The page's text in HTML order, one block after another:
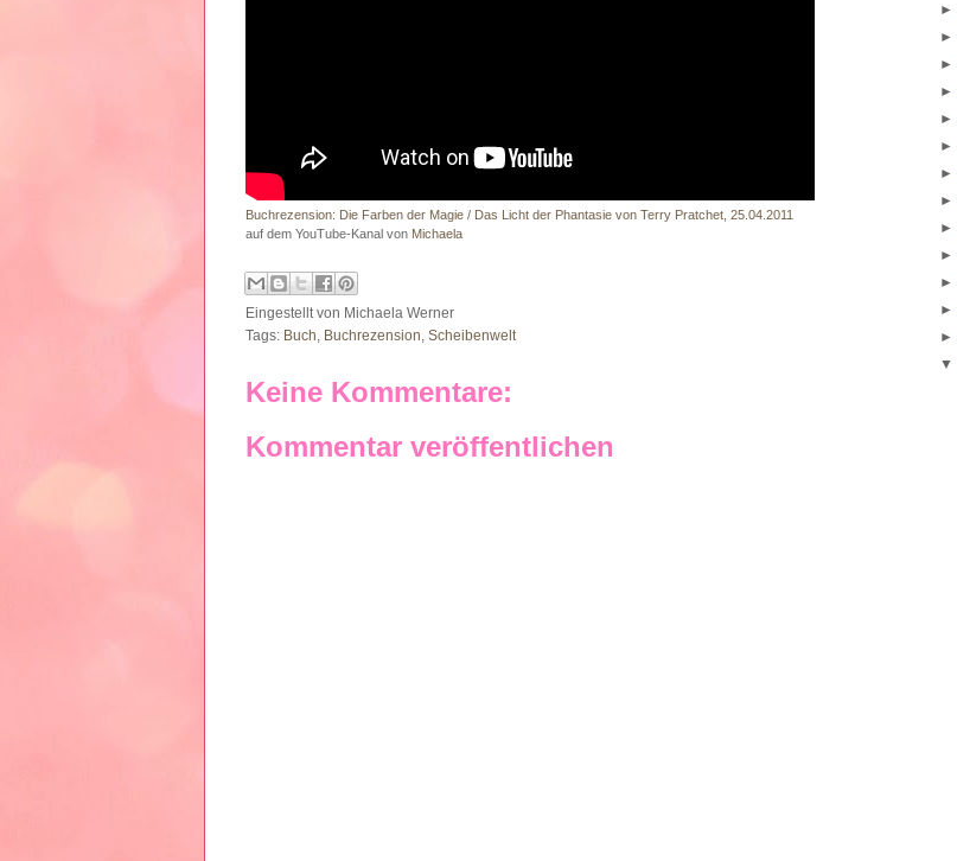
Buchrezension: Die Farben der Magie / Das Licht der Phantasie von Terry Pratchet, 25.04.2011
auf dem YouTube-Kanal von Michaela
Eingestellt von Michaela Werner
Tags: Buch Buchrezension Scheibenwelt
Keine Kommentare:
Kommentar veröffentlichen
►
►
►
►
►
►
►
►
►
►
►
►
►
▼